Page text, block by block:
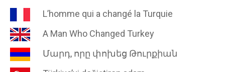
L’homme qui a changé la Turquie
A Man Who Changed Turkey
Մարդ, որը փոխեց Թուրքիան